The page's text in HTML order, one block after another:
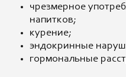
чрезмерное
напитков;
курение;
эндокринные
гормональные